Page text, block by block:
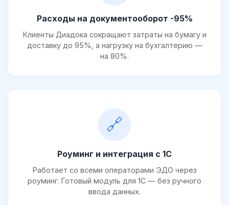
Расходы на документооборот -95%
Клиенты Диадока сокращают затраты на бумагу и
доставку до 95%, а нагрузку на бухгалтерию —
на 80%.
🔗
Роуминг и интеграция с 1С
Работает со всеми операторами ЭДО через
роуминг. Готовый модуль для 1С — без ручного
ввода данных.